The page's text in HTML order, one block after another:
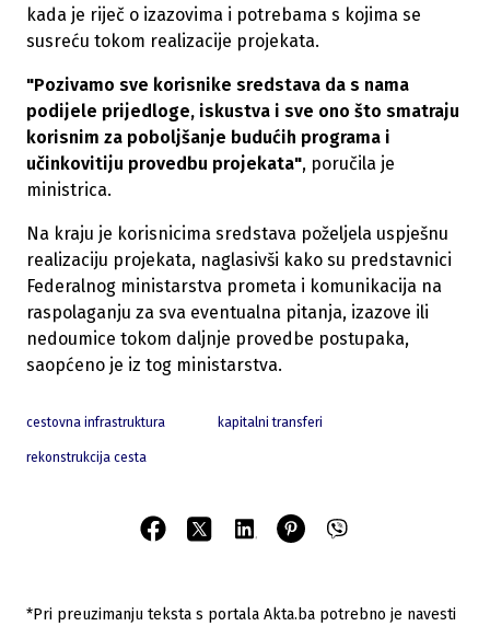
kada je riječ o izazovima i potrebama s kojima se
susreću tokom realizacije projekata.
"Pozivamo sve korisnike sredstava da s nama
podijele prijedloge, iskustva i sve ono što smatraju
korisnim za poboljšanje budućih programa i
učinkovitiju provedbu projekata", poručila je
ministrica.
Na kraju je korisnicima sredstava poželjela uspješnu
realizaciju projekata, naglasivši kako su predstavnici
Federalnog ministarstva prometa i komunikacija na
raspolaganju za sva eventualna pitanja, izazove ili
nedoumice tokom daljnje provedbe postupaka,
saopćeno je iz tog ministarstva.
cestovna infrastruktura kapitalni transferi
rekonstrukcija cesta
*Pri preuzimanju teksta s portala Akta.ba potrebno je navesti